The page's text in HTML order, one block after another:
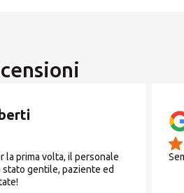
la prima volta, il personale
stato gentile, paziente ed
OLTRE 500 CENTRI IN
ITALIA
aVenerdì
/ 14:30-
Sabato